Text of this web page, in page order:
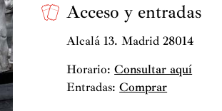
Acceso y entradas
Alcalá 13. Madrid 28014
Horario:Consultar aquí
Entradas:Comprar